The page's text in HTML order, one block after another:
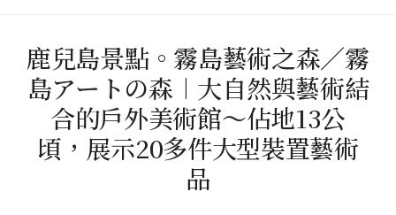
鹿兒島景點。霧島藝術之森／霧
島アートの森︱大自然與藝術結
合的戶外美術館～佔地13公
頃，展示20多件大型裝置藝術
品